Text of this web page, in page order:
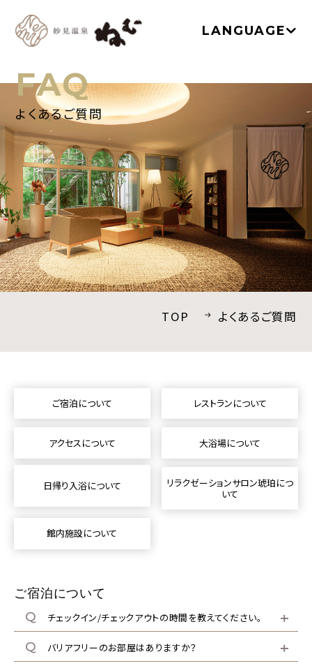
LANGUAGE
TOP
温泉 お部屋
ネムノキ茶屋 新着情報
アクセス よくあるご質問
お問い合わせ
FAQ
よくあるご質問
TOP よくあるご質問
ご宿泊について レストランについて
アクセスについて 大浴場について
日帰り入浴について
リラクゼーションサロン琥珀につ
いて
館内施設について
ご宿泊について
チェックイン/チェックアウトの時間を教えてください。
バリアフリーのお部屋はありますか？